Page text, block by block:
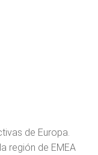
de Europa.
región de EMEA